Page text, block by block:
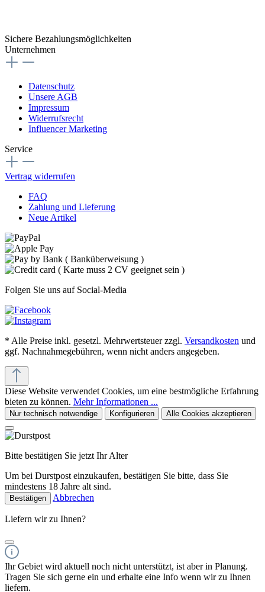
Sichere Bezahlungsmöglichkeiten
Unternehmen
Datenschutz
Unsere AGB
Impressum
Widerrufsrecht
Influencer Marketing
Service
Vertrag widerrufen
FAQ
Zahlung und Lieferung
Neue Artikel
Folgen Sie uns auf Social-Media
* Alle Preise inkl. gesetzl. Mehrwertsteuer zzgl. Versandkosten und
ggf. Nachnahmegebühren, wenn nicht anders angegeben.
Diese Website verwendet Cookies, um eine bestmögliche Erfahrung
bieten zu können. Mehr Informationen ...
Nur technisch notwendige Konfigurieren Alle Cookies akzeptieren
Bitte bestätigen Sie jetzt Ihr Alter
Um bei Durstpost einzukaufen, bestätigen Sie bitte, dass Sie
mindestens 18 Jahre alt sind.
Bestätigen Abbrechen
Liefern wir zu Ihnen?
Ihr Gebiet wird aktuell noch nicht unterstützt, ist aber in Planung.
Tragen Sie sich gerne ein und erhalte eine Info wenn wir zu Ihnen
liefern.